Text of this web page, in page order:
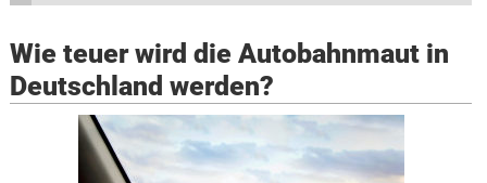
Wie teuer wird die Autobahnmaut in
Deutschland werden?